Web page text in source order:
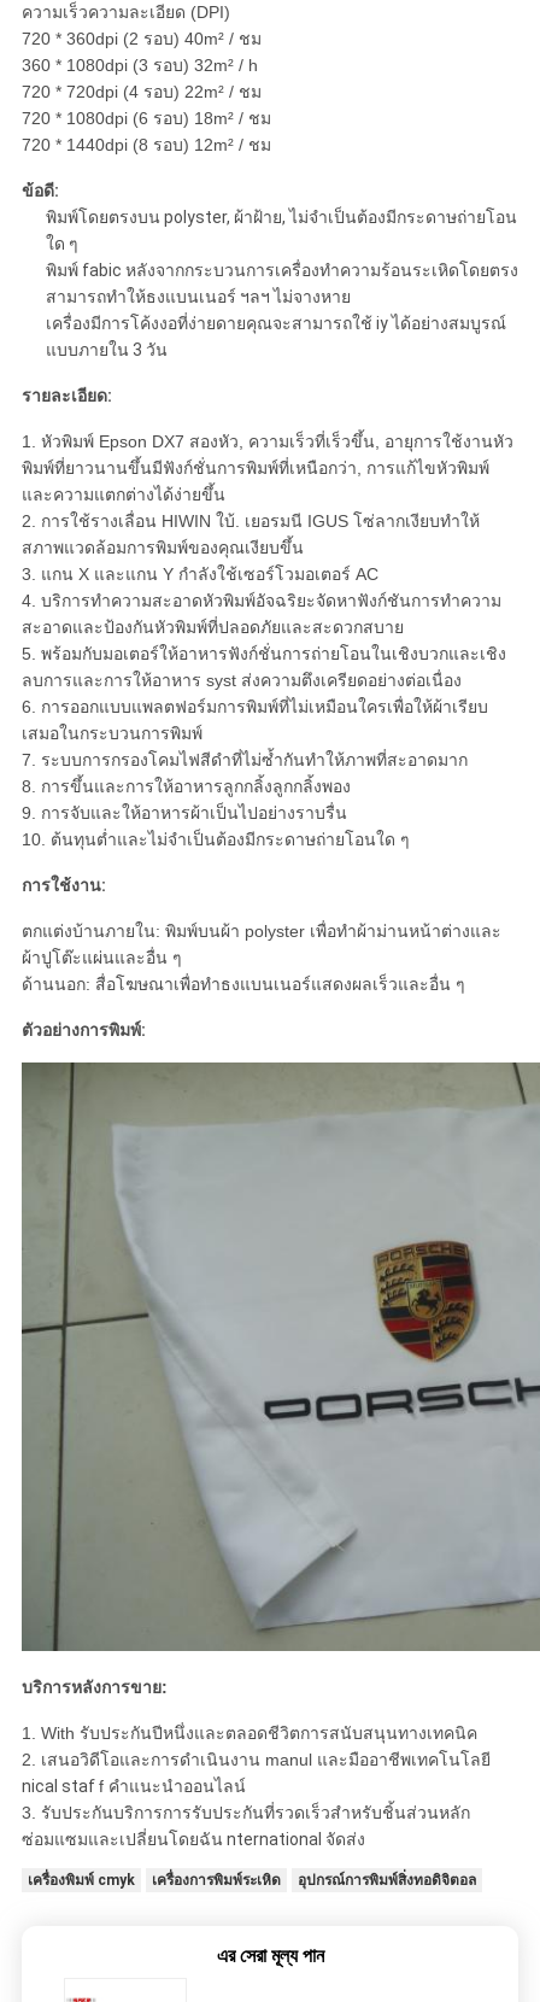
ความเร็วความละเอียด (DPI)
720 * 360dpi (2 รอบ) 40m² / ชม
360 * 1080dpi (3 รอบ) 32m² / h
720 * 720dpi (4 รอบ) 22m² / ชม
720 * 1080dpi (6 รอบ) 18m² / ชม
720 * 1440dpi (8 รอบ) 12m² / ชม
ข้อดี:
พิมพ์โดยตรงบน polyster, ผ้าฝ้าย, ไม่จำเป็นต้องมีกระดาษถ่ายโอน
ใด ๆ
พิมพ์ fabic หลังจากกระบวนการเครื่องทำความร้อนระเหิดโดยตรง
สามารถทำให้ธงแบนเนอร์ ฯลฯ ไม่จางหาย
เครื่องมีการโค้งงอที่ง่ายดายคุณจะสามารถใช้ iy ได้อย่างสมบูรณ์
แบบภายใน 3 วัน
รายละเอียด:
1. หัวพิมพ์ Epson DX7 สองหัว, ความเร็วที่เร็วขึ้น, อายุการใช้งานหัว
พิมพ์ที่ยาวนานขึ้นมีฟังก์ชั่นการพิมพ์ที่เหนือกว่า, การแก้ไขหัวพิมพ์
และความแตกต่างได้ง่ายขึ้น
2. การใช้รางเลื่อน HIWIN ใบ้. เยอรมนี IGUS โซ่ลากเงียบทำให้
สภาพแวดล้อมการพิมพ์ของคุณเงียบขึ้น
3. แกน X และแกน Y กำลังใช้เซอร์โวมอเตอร์ AC
4. บริการทำความสะอาดหัวพิมพ์อัจฉริยะจัดหาฟังก์ชันการทำความ
สะอาดและป้องกันหัวพิมพ์ที่ปลอดภัยและสะดวกสบาย
5. พร้อมกับมอเตอร์ให้อาหารฟังก์ชั่นการถ่ายโอนในเชิงบวกและเชิง
ลบการและการให้อาหาร syst ส่งความตึงเครียดอย่างต่อเนื่อง
6. การออกแบบแพลตฟอร์มการพิมพ์ที่ไม่เหมือนใครเพื่อให้ผ้าเรียบ
เสมอในกระบวนการพิมพ์
7. ระบบการกรองโคมไฟสีดำที่ไม่ซ้ำกันทำให้ภาพที่สะอาดมาก
8. การขึ้นและการให้อาหารลูกกลิ้งลูกกลิ้งพอง
9. การจับและให้อาหารผ้าเป็นไปอย่างราบรื่น
10. ต้นทุนต่ำและไม่จำเป็นต้องมีกระดาษถ่ายโอนใด ๆ
การใช้งาน:
ตกแต่งบ้านภายใน: พิมพ์บนผ้า polyster เพื่อทำผ้าม่านหน้าต่างและ
ผ้าปูโต๊ะแผ่นและอื่น ๆ
ด้านนอก: สื่อโฆษณาเพื่อทำธงแบนเนอร์แสดงผลเร็วและอื่น ๆ
ตัวอย่างการพิมพ์:
บริการหลังการขาย:
1. With รับประกันปีหนึ่งและตลอดชีวิตการสนับสนุนทางเทคนิค
2. เสนอวิดีโอและการดำเนินงาน manul และมืออาชีพเทคโนโลยี
nical staff คำแนะนำออนไลน์
3. รับประกันบริการการรับประกันที่รวดเร็วสำหรับชิ้นส่วนหลัก
ซ่อมแซมและเปลี่ยนโดยฉัน nternational จัดส่ง
เครื่องพิมพ์ cmyk เครื่องการพิมพ์ระเหิด อุปกรณ์การพิมพ์สิ่งทอดิจิตอล
এর সেরা মূল্য পান